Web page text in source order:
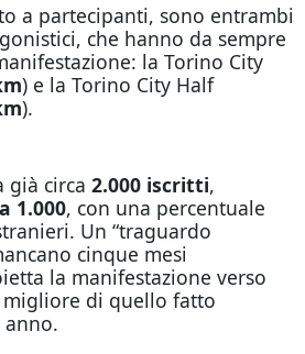
a partecipanti, sono entrambi
che hanno da sempre
la Torino City
) e la Torino City Half
).
già circa 2.000 iscritti,
1.000, con una percentuale
Un “traguardo
cinque mesi
la manifestazione verso
di quello fatto
anno.